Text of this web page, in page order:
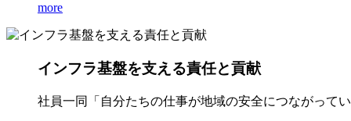
more
インフラ基盤を支える責任と貢献
社員一同「自分たちの仕事が地域の安全につながって